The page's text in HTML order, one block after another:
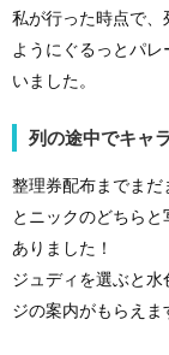
私が行った時点で
ようにぐるっとパ
いました。
列の途中でキャ
整理券配布までまだ
とニックのどちら
ありました！
ジュディを選ぶと
ジの案内がもらえま